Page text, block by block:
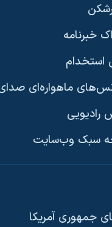
خبرنامه
استخدام
ماهواره‌ای صدای
سبک وب‌سایت
جمهوری آمریکا